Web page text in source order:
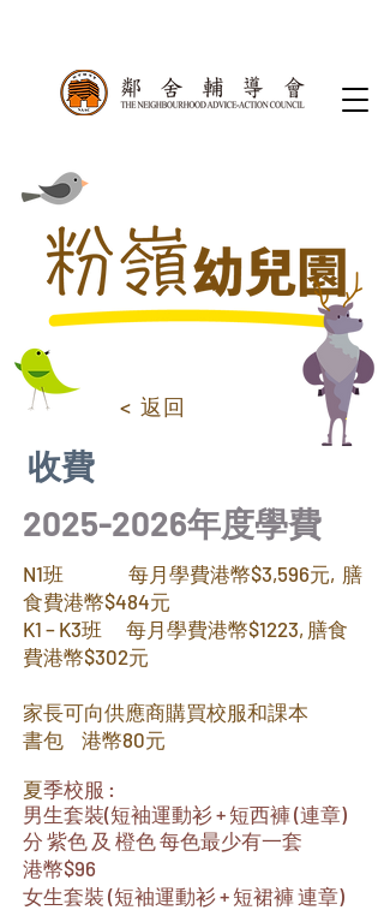
< 返回
收費
2025-2026年度學費
N1班 每月學費港幣$3,596元, 膳
食費港幣$484元
K1 – K3班 每月學費港幣$1223, 膳食
費港幣$302元
家長可向供應商購買校服和課本
書包 港幣80元
夏季校服 :
男生套裝(短袖運動衫 + 短西褲 (連章)
分 紫色 及 橙色 每色最少有一套
港幣$96
女生套裝 (短袖運動衫 + 短裙褲 連章)